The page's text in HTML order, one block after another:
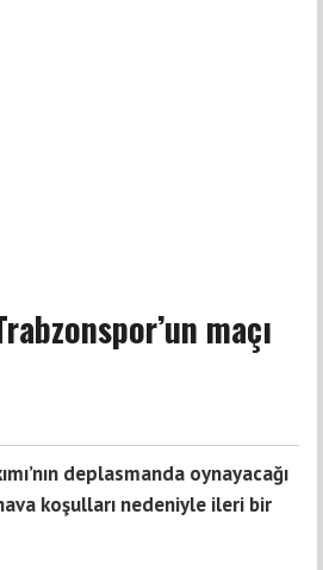
maçı
deplasmanda oynayacağı
koşulları nedeniyle ileri bir